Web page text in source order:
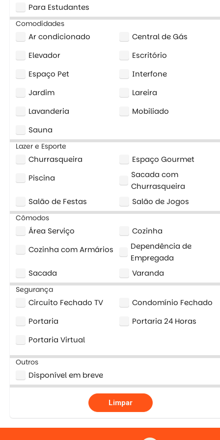
Para Estudantes
Comodidades
Ar condicionado
Central de Gás
Elevador
Escritório
Espaço Pet
Interfone
Jardim
Lareira
Lavanderia
Mobiliado
Sauna
Lazer e Esporte
Churrasqueira
Espaço Gourmet
Piscina
Sacada com
Churrasqueira
Salão de Festas
Salão de Jogos
Cômodos
Área Serviço
Cozinha
Cozinha com Armários
Dependência de
Empregada
Sacada
Varanda
Segurança
Circuito Fechado TV
Condomínio Fechado
Portaria
Portaria 24 Horas
Portaria Virtual
Outros
Disponível em breve
Limpar